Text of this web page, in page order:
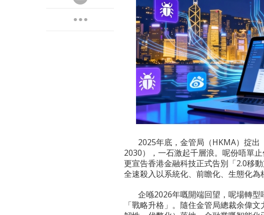
2025年底，金管局（HKMA）掟
2030），一石激起千層浪。呢份唔單
更宣告香港金融科技正式告別「2.0移
全速殺入以系統化、前瞻化、生態化為
企喺2026年嘅開端回望，呢場轉
「戰略升格」。隨住金管局總裁余偉